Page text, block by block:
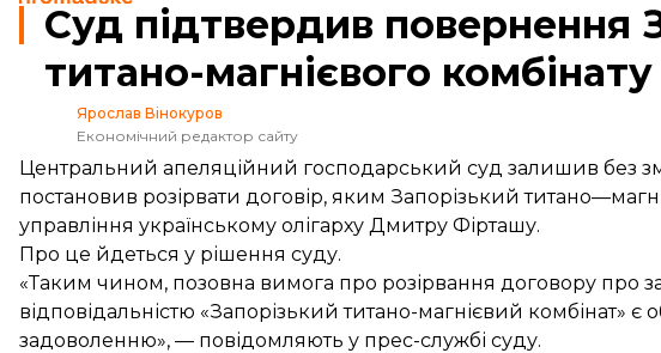
Суд підтвердив повернення
титано-магнієвого
Ярослав Вінокуров
Економічний редактор сайту
Центральний апеляційний господарський суд залишив без
постановив розірвати договір, яким Запорізький
управління українському олігарху Дмитру Фірташу.
Про це йдеться у рішення суду.
«Таким чином, позовна вимога про розірвання договору про
відповідальністю «Запорізький титано-магнієвий комбінат» є
задоволенню», — повідомляють у прес-службі суду.